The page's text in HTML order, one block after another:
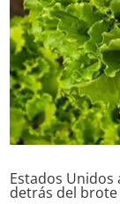
Estados Unidos
detrás del brote